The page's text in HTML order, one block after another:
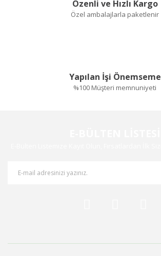
Özenli ve Hızlı Kargo
Özel ambalajlarla paketlenir
Yapılan İşi Önemseme
%100 Müşteri memnuniyeti